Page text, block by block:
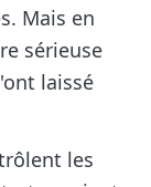
Mais en
sérieuse
laissé
les